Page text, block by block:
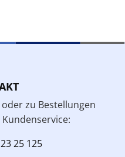
zu Bestellungen
25 125